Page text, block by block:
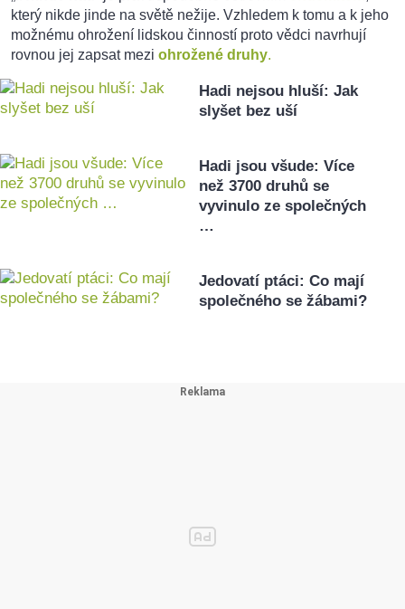
který nikde jinde na světě nežije. Vzhledem k tomu a k jeho
možnému ohrožení lidskou činností proto vědci navrhují
rovnou jej zapsat mezi ohrožené druhy.
Hadi nejsou hluší: Jak
slyšet bez uší
Hadi jsou všude: Více
než 3700 druhů se
vyvinulo ze společných
…
Jedovatí ptáci: Co mají
společného se žábami?